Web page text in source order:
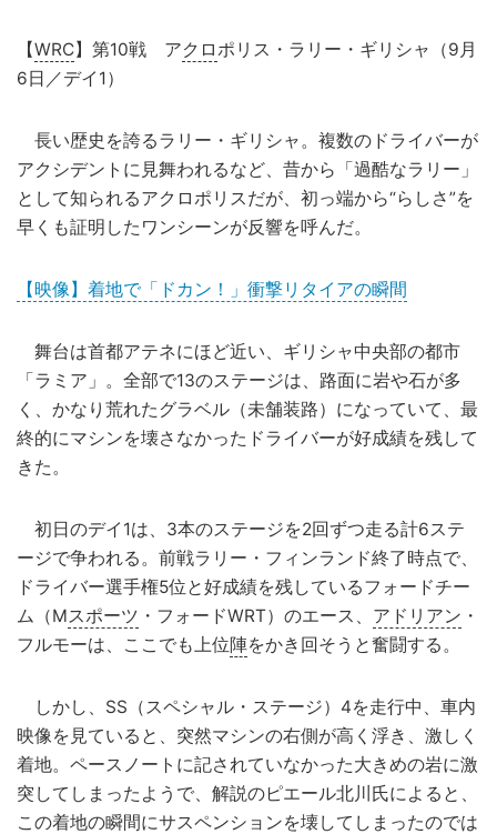
【WRC】第10戦 アクロポリス・ラリー・ギリシャ（9月
6日／デイ1）
長い歴史を誇るラリー・ギリシャ。複数のドライバーが
アクシデントに見舞われるなど、昔から「過酷なラリー」
として知られるアクロポリスだが、初っ端から“らしさ”を
早くも証明したワンシーンが反響を呼んだ。
【映像】着地で「ドカン！」衝撃リタイアの瞬間
舞台は首都アテネにほど近い、ギリシャ中央部の都市
「ラミア」。全部で13のステージは、路面に岩や石が多
く、かなり荒れたグラベル（未舗装路）になっていて、最
終的にマシンを壊さなかったドライバーが好成績を残して
きた。
初日のデイ1は、3本のステージを2回ずつ走る計6ステ
ージで争われる。前戦ラリー・フィンランド終了時点で、
ドライバー選手権5位と好成績を残しているフォードチー
ム（Mスポーツ ・フォードWRT）のエース、 アドリアン ・
フルモーは、ここでも上位陣をかき回そうと奮闘する。
しかし、SS（スペシャル・ステージ）4を走行中、車内
映像を見ていると、突然マシンの右側が高く浮き、激しく
着地。ペースノートに記されていなかった大きめの岩に激
突してしまったようで、解説のピエール北川氏によると、
この着地の瞬間にサスペンションを壊してしまったのでは